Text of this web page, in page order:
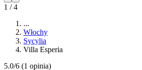
1 / 4
...
Włochy
Sycylia
Villa Esperia
5.0/6 (1 opinia)